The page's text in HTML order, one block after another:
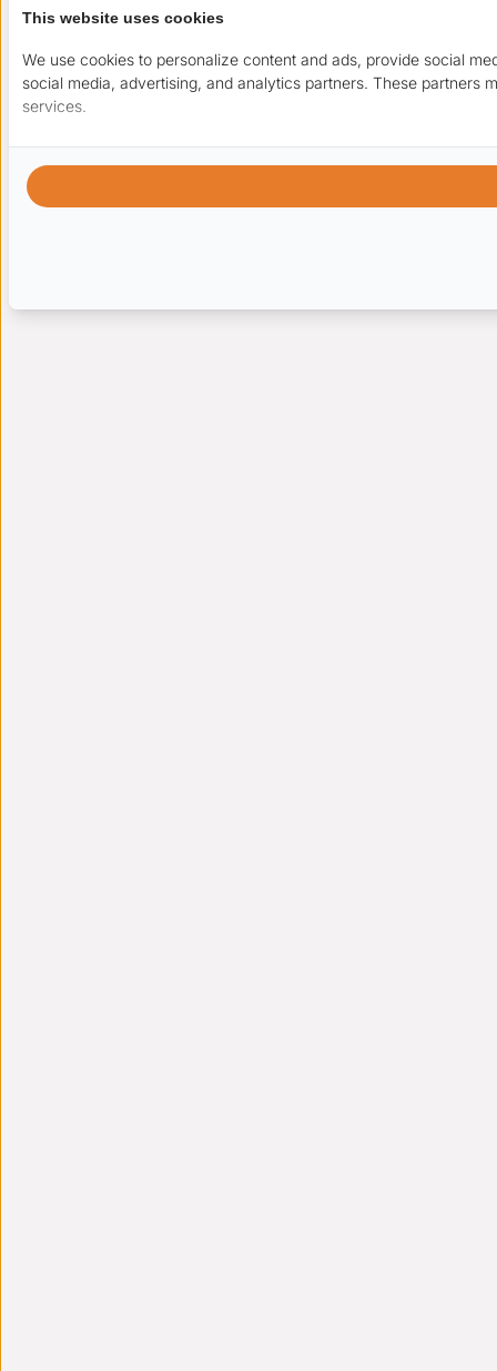
This website uses cookies
We use cookies to personalize content and ads, provide social
social media, advertising, and analytics partners. These
services.